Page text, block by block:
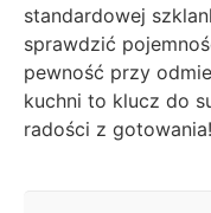
standardowej
sprawdzić
pewność przy
kuchni to klucz do
radości z gotowania!